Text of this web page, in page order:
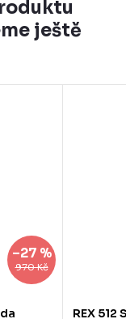
ještě
970 Kč
–27 %
REX 512